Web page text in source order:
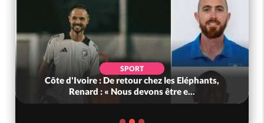
SPORT
Côte d'Ivoire : De retour chez les Eléphants,
Renard : « Nous devons être e...